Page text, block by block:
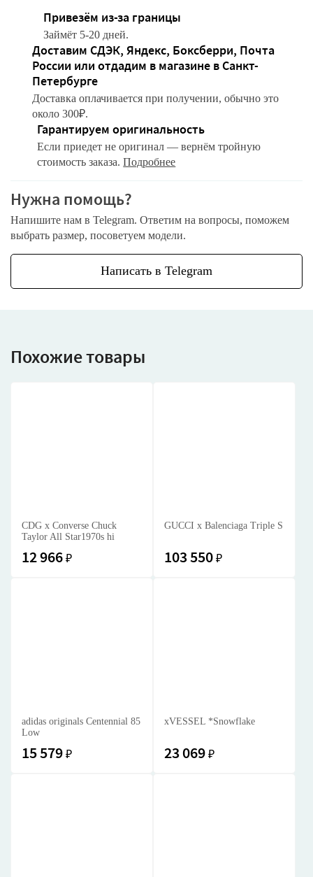
Привезём из-за границы
Займёт 5-20 дней.
Доставим СДЭК, Яндекс, Боксберри, Почта
России или отдадим в магазине в Санкт-
Петербурге
Доставка оплачивается при получении, обычно это
около 300₽.
Гарантируем оригинальность
Если приедет не оригинал — вернём тройную
стоимость заказа.Подробнее
Нужна помощь?
Напишите нам в Telegram. Ответим на вопросы, поможем
выбрать размер, посоветуем модели.
Написать в Telegram
Похожие товары
CDG x Converse Chuck
Taylor All Star1970s hi
12 966 ₽
GUCCI x Balenciaga Triple S
103 550 ₽
adidas originals Centennial 85
Low
15 579 ₽
xVESSEL *Snowflake
23 069 ₽